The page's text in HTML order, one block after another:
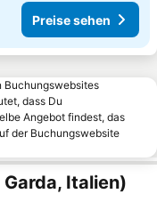
Preise sehen
Buchungswebsites
dass Du
Angebot findest, das
der Buchungswebsite
Italien)